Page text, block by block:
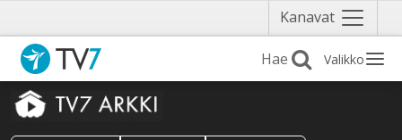
Kanavat Näytä
valikko
Valikko